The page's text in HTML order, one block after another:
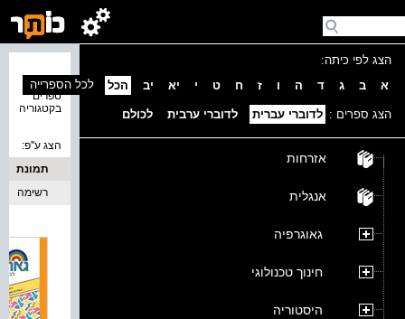
הצג לפי כיתה:
א
ב ג ד ה ו ז ח ט י יא יב הכל
הצג ספרים : לדוברי עברית לדוברי ערבית לכולם
אזרחות
אנגלית
גאוגרפיה
חינוך טכנולוגי
היסטוריה
ספרים
בקטגוריה
לכל הספרייה
הצג ע''פ:
תמונת
כריכה
רשימה